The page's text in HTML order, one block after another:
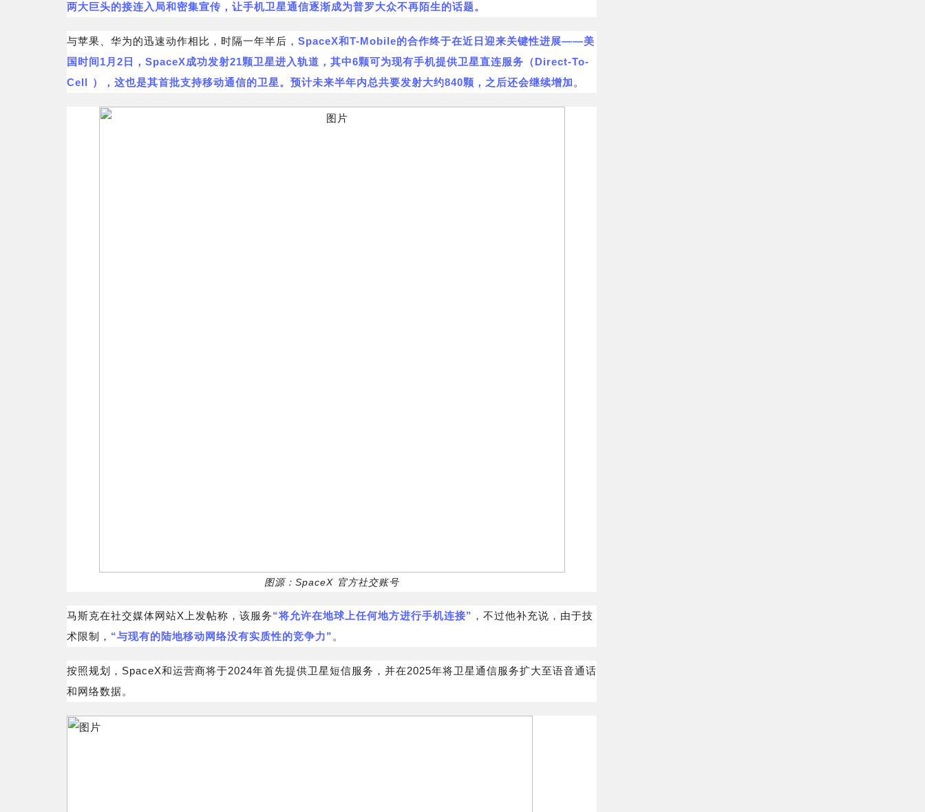
两大巨头的接连入局和密集宣传，让手机卫星通信逐渐成为普罗大众不再陌生的话题。
与苹果、华为的迅速动作相比，时隔一年半后， SpaceX和T-Mobile的合作终于在近日迎来关键性进展——美
国时间1月2日，SpaceX成功发射21颗卫星进入轨道，其中6颗可为现有手机提供卫星直连服务（Direct-To-
Cell ），这也是其首批支持移动通信的卫星。预计未来半年内总共要发射大约840颗，之后还会继续增加 。
图源：SpaceX 官方社交账号
马斯克在社交媒体网站X上发帖称，该服务“将允许在地球上任何地方进行手机连接” ，不过他补充说，由于技
术限制， “与现有的陆地移动网络没有实质性的竞争力” 。
按照规划，SpaceX和运营商将于2024年首先提供卫星短信服务，并在2025年将卫星通信服务扩大至语音通话
和网络数据。